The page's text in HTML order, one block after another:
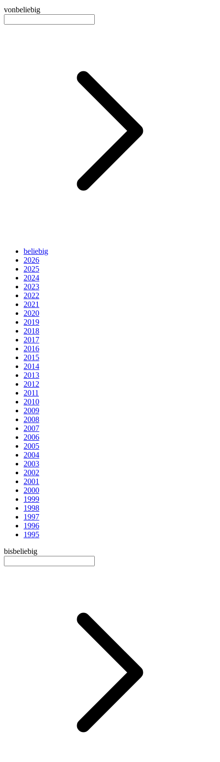
vonbeliebig
beliebig
2026
2025
2024
2023
2022
2021
2020
2019
2018
2017
2016
2015
2014
2013
2012
2011
2010
2009
2008
2007
2006
2005
2004
2003
2002
2001
2000
1999
1998
1997
1996
1995
bisbeliebig